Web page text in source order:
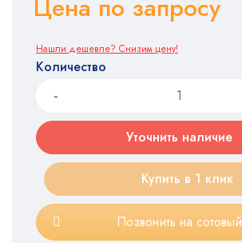
Цена по запросу
Нашли дешевле? Снизим цену!
Количество
Уточнить наличие
Купить в 1 клик
Позвонить на сотовый